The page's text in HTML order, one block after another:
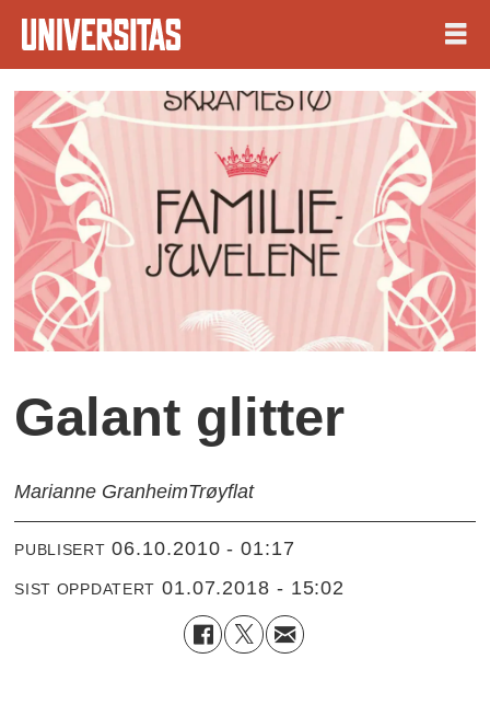
Galant glitter
Marianne GranheimTrøyflat
PUBLISERT 06.10.2010 - 01:17
SIST OPPDATERT 01.07.2018 - 15:02